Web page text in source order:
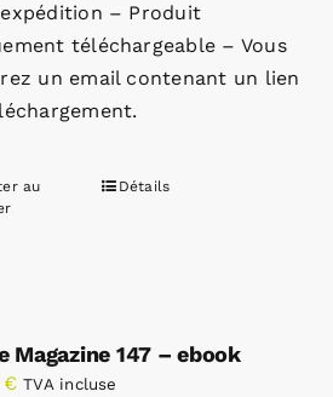
expédition – Produit
téléchargeable – Vous
un email contenant un lien
au
Détails
Magazine 147 – ebook
€ TVA incluse